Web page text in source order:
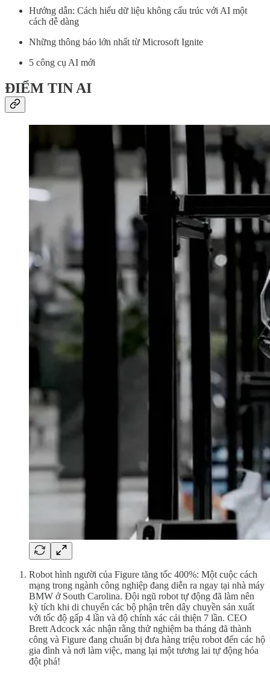
Hướng dẫn: Cách hiểu dữ liệu không cấu trúc với AI một
cách dễ dàng
Những thông báo lớn nhất từ Microsoft Ignite
5 công cụ AI mới
ĐIỂM TIN AI
Robot hình người của Figure tăng tốc 400%: Một cuộc cách
mạng trong ngành công nghiệp đang diễn ra ngay tại nhà máy
BMW ở South Carolina. Đội ngũ robot tự động đã làm nên
kỳ tích khi di chuyển các bộ phận trên dây chuyền sản xuất
với tốc độ gấp 4 lần và độ chính xác cải thiện 7 lần. CEO
Brett Adcock xác nhận rằng thử nghiệm ba tháng đã thành
công và Figure đang chuẩn bị đưa hàng triệu robot đến các hộ
gia đình và nơi làm việc, mang lại một tương lai tự động hóa
đột phá!